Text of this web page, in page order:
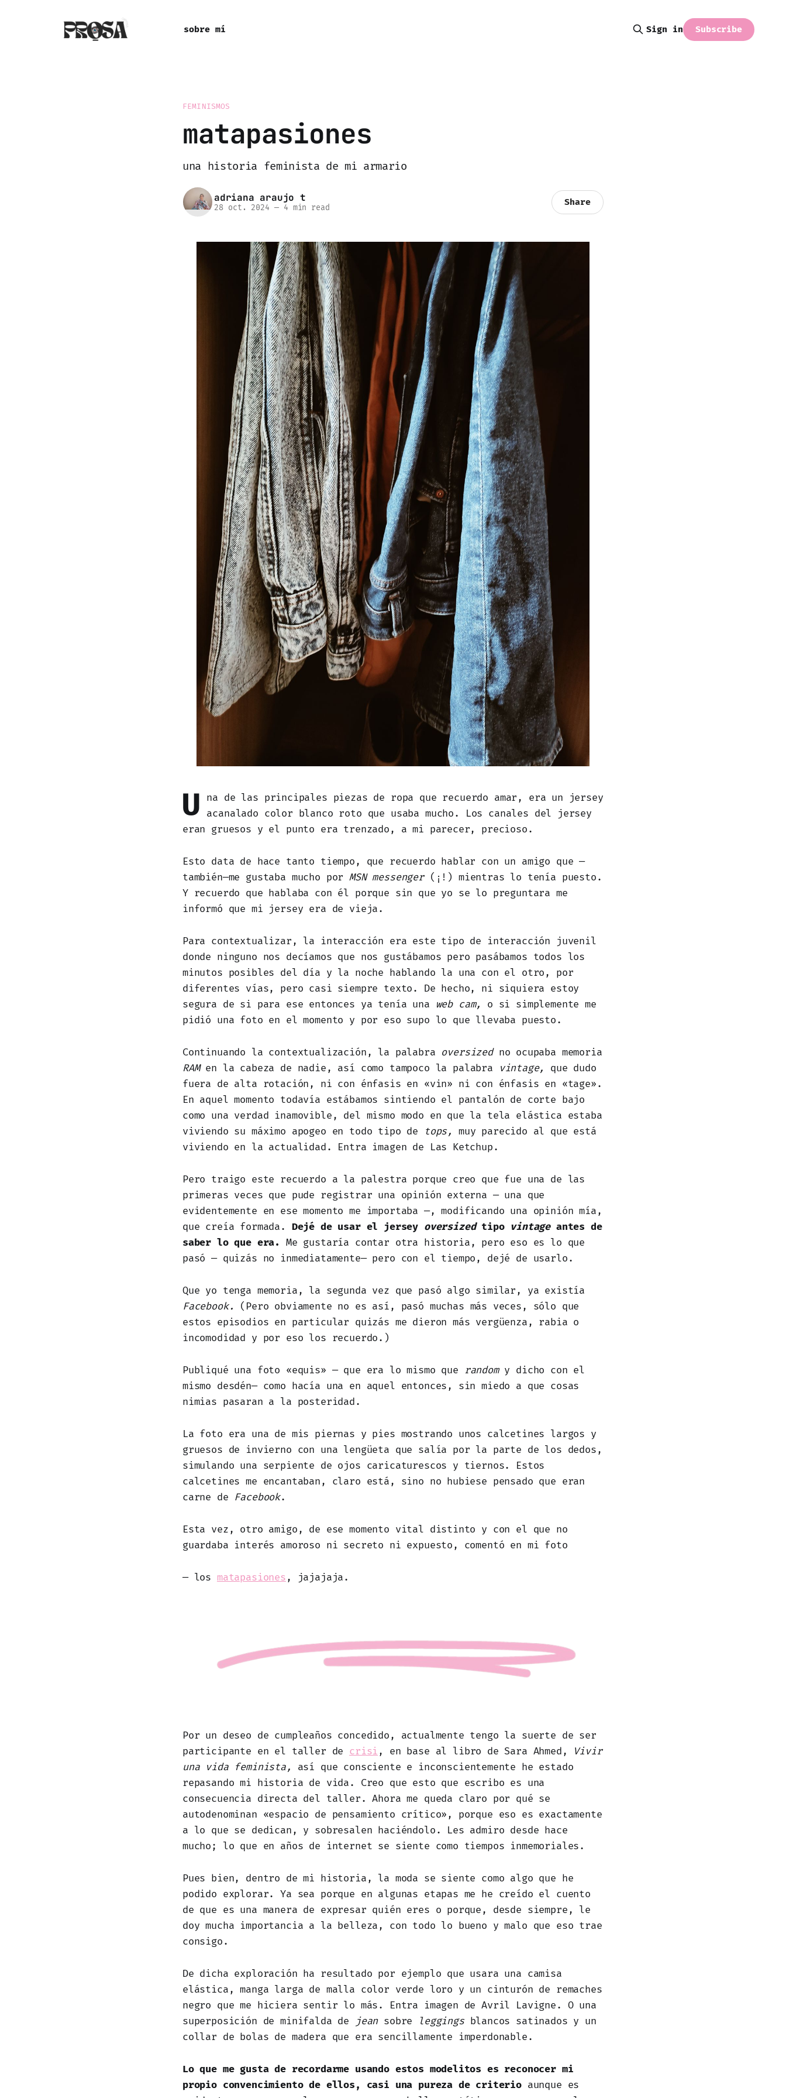
sobre mí Sign in Subscribe
FEMINISMOS
matapasiones
una historia feminista de mi armario
adriana araujo t
28 oct. 2024 —4 min read
Share
U
na de las principales piezas de ropa que recuerdo amar, era un jersey
acanalado color blanco roto que usaba mucho. Los canales del jersey
eran gruesos y el punto era trenzado, a mi parecer, precioso.
Esto data de hace tanto tiempo, que recuerdo hablar con un amigo que —
también—me gustaba mucho porMSN messenger (¡!) mientras lo tenía puesto.
Y recuerdo que hablaba con él porque sin que yo se lo preguntara me
informó que mi jersey era de vieja.
Para contextualizar, la interacción era este tipo de interacción juvenil
donde ninguno nos decíamos que nos gustábamos pero pasábamos todos los
minutos posibles del día y la noche hablando la una con el otro, por
diferentes vías, pero casi siempre texto. De hecho, ni siquiera estoy
segura de si para ese entonces ya tenía una
web cam,
o si simplemente me
pidió una foto en el momento y por eso supo lo que llevaba puesto.
Continuando la contextualización, la palabra oversizedno ocupaba memoria
RAMen la cabeza de nadie, así como tampoco la palabra vintage, que dudo
fuera de alta rotación, ni con énfasis en «vin» ni con énfasis en «tage».
En aquel momento todavía estábamos sintiendo el pantalón de corte bajo
como una verdad inamovible, del mismo modo en que la tela elástica estaba
viviendo su máximo apogeo en todo tipo de
tops,
muy parecido al que está
viviendo en la actualidad. Entra imagen de Las Ketchup.
Pero traigo este recuerdo a la palestra porque creo que fue una de las
primeras veces que pude registrar una opinión externa — una que
evidentemente en ese momento me importaba —, modificando una opinión mía,
que creía formada. Dejé de usar el jersey oversizedtipo vintageantes de
saber lo que era. Me gustaría contar otra historia, pero eso es lo que
pasó — quizás no inmediatamente— pero con el tiempo, dejé de usarlo.
Que yo tenga memoria, la segunda vez que pasó algo similar, ya existía
Facebook. (Pero obviamente no es así, pasó muchas más veces, sólo que
estos episodios en particular quizás me dieron más vergüenza, rabia o
incomodidad y por eso los recuerdo.)
Publiqué una foto «equis» — que era lo mismo que random y dicho con el
mismo desdén— como hacía una en aquel entonces, sin miedo a que cosas
nimias pasaran a la posteridad.
La foto era una de mis piernas y pies mostrando unos calcetines largos y
gruesos de invierno con una lengüeta que salía por la parte de los dedos,
simulando una serpiente de ojos caricaturescos y tiernos. Estos
calcetines me encantaban, claro está, sino no hubiese pensado que eran
carne de Facebook.
Esta vez, otro amigo, de ese momento vital distinto y con el que no
guardaba interés amoroso ni secreto ni expuesto, comentó en mi foto
— los matapasiones, jajajaja.
Por un deseo de cumpleaños concedido, actualmente tengo la suerte de ser
participante en el taller de crisi, en base al libro de Sara Ahmed,
Vivir
una vida feminista, así que consciente e inconscientemente he estado
repasando mi historia de vida. Creo que esto que escribo es una
consecuencia directa del taller. Ahora me queda claro por qué se
autodenominan «espacio de pensamiento crítico», porque eso es exactamente
a lo que se dedican, y sobresalen haciéndolo. Les admiro desde hace
mucho; lo que en años de internet se siente como tiempos inmemoriales.
Pues bien, dentro de mi historia, la moda se siente como algo que he
podido explorar. Ya sea porque en algunas etapas me he creído el cuento
de que es una manera de expresar quién eres o porque, desde siempre, le
doy mucha importancia a la belleza, con todo lo bueno y malo que eso trae
consigo.
De dicha exploración ha resultado por ejemplo que usara una camisa
elástica, manga larga de malla color verde loro y un cinturón de remaches
negro que me hiciera sentir lo más. Entra imagen de Avril Lavigne. O una
superposición de minifalda de
jeansobre leggingsblancos satinados y un
collar de bolas de madera que era sencillamente imperdonable.
Lo que me gusta de recordarme usando estos modelitos es reconocer mi
propio convencimiento de ellos, casi una pureza de criterioaunque es